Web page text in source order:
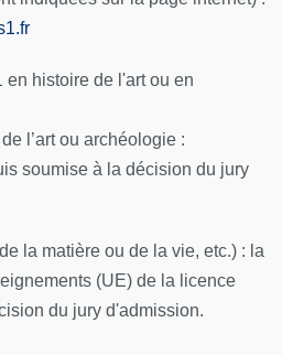
en histoire de l'art ou en
l’art ou archéologie :
soumise à la décision du jury
la matière ou de la vie, etc.) : la
(UE) de la licence
du jury d'admission.